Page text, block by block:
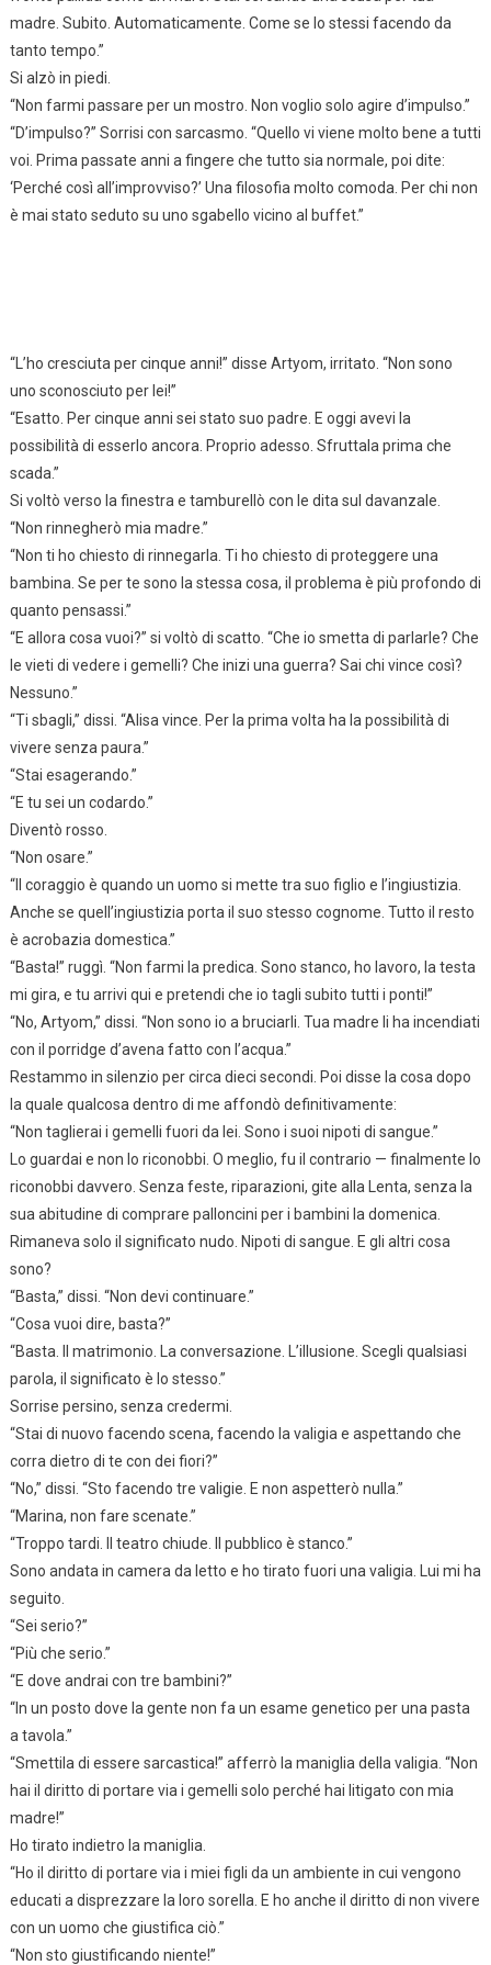
madre. Subito. Automaticamente. Come se lo stessi facendo da
tanto tempo.”
Si alzò in piedi.
“Non farmi passare per un mostro. Non voglio solo agire d’impulso.”
“D’impulso?” Sorrisi con sarcasmo. “Quello vi viene molto bene a tutti
voi. Prima passate anni a fingere che tutto sia normale, poi dite:
‘Perché così all’improvviso?’ Una filosofia molto comoda. Per chi non
è mai stato seduto su uno sgabello vicino al buffet.”
“L’ho cresciuta per cinque anni!” disse Artyom, irritato. “Non sono
uno sconosciuto per lei!”
“Esatto. Per cinque anni sei stato suo padre. E oggi avevi la
possibilità di esserlo ancora. Proprio adesso. Sfruttala prima che
scada.”
Si voltò verso la finestra e tamburellò con le dita sul davanzale.
“Non rinnegherò mia madre.”
“Non ti ho chiesto di rinnegarla. Ti ho chiesto di proteggere una
bambina. Se per te sono la stessa cosa, il problema è più profondo di
quanto pensassi.”
“E allora cosa vuoi?” si voltò di scatto. “Che io smetta di parlarle? Che
le vieti di vedere i gemelli? Che inizi una guerra? Sai chi vince così?
Nessuno.”
“Ti sbagli,” dissi. “Alisa vince. Per la prima volta ha la possibilità di
vivere senza paura.”
“Stai esagerando.”
“E tu sei un codardo.”
Diventò rosso.
“Non osare.”
“Il coraggio è quando un uomo si mette tra suo figlio e l’ingiustizia.
Anche se quell’ingiustizia porta il suo stesso cognome. Tutto il resto
è acrobazia domestica.”
“Basta!” ruggì. “Non farmi la predica. Sono stanco, ho lavoro, la testa
mi gira, e tu arrivi qui e pretendi che io tagli subito tutti i ponti!”
“No, Artyom,” dissi. “Non sono io a bruciarli. Tua madre li ha incendiati
con il porridge d’avena fatto con l’acqua.”
Restammo in silenzio per circa dieci secondi. Poi disse la cosa dopo
la quale qualcosa dentro di me affondò definitivamente:
“Non taglierai i gemelli fuori da lei. Sono i suoi nipoti di sangue.”
Lo guardai e non lo riconobbi. O meglio, fu il contrario — finalmente lo
riconobbi davvero. Senza feste, riparazioni, gite alla Lenta, senza la
sua abitudine di comprare palloncini per i bambini la domenica.
Rimaneva solo il significato nudo. Nipoti di sangue. E gli altri cosa
sono?
“Basta,” dissi. “Non devi continuare.”
“Cosa vuoi dire, basta?”
“Basta. Il matrimonio. La conversazione. L’illusione. Scegli qualsiasi
parola, il significato è lo stesso.”
Sorrise persino, senza credermi.
“Stai di nuovo facendo scena, facendo la valigia e aspettando che
corra dietro di te con dei fiori?”
“No,” dissi. “Sto facendo tre valigie. E non aspetterò nulla.”
“Marina, non fare scenate.”
“Troppo tardi. Il teatro chiude. Il pubblico è stanco.”
Sono andata in camera da letto e ho tirato fuori una valigia. Lui mi ha
seguito.
“Sei serio?”
“Più che serio.”
“E dove andrai con tre bambini?”
“In un posto dove la gente non fa un esame genetico per una pasta
a tavola.”
“Smettila di essere sarcastica!” afferrò la maniglia della valigia. “Non
hai il diritto di portare via i gemelli solo perché hai litigato con mia
madre!”
Ho tirato indietro la maniglia.
“Ho il diritto di portare via i miei figli da un ambiente in cui vengono
educati a disprezzare la loro sorella. E ho anche il diritto di non vivere
con un uomo che giustifica ciò.”
“Non sto giustificando niente!”